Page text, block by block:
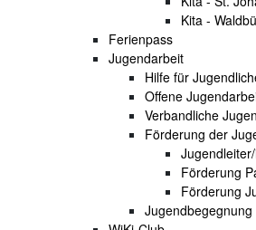
Kita -
Ferienpass
Jugendarbeit
Hilfe für
Offene
Verbandliche
Förderung der
Förderung
Förderung